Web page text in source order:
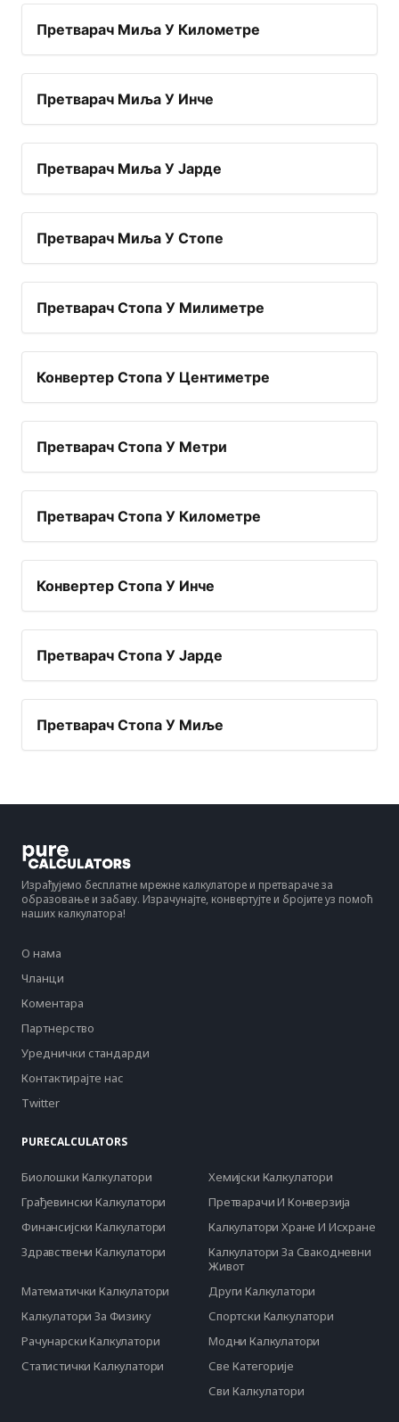
Претварач Миља У Километре
Претварач Миља У Инче
Претварач Миља У Јарде
Претварач Миља У Стопе
Претварач Стопа У Милиметре
Конвертер Стопа У Центиметре
Претварач Стопа У Метри
Претварач Стопа У Километре
Конвертер Стопа У Инче
Претварач Стопа У Јарде
Претварач Стопа У Миље
Израђујемо бесплатне мрежне калкулаторе и претвараче за
образовање и забаву. Израчунајте, конвертујте и бројите уз помоћ
наших калкулатора!
О нама
Чланци
Коментара
Партнерство
Уреднички стандарди
Контактирајте нас
Twitter
PURECALCULATORS
Биолошки Калкулатори
Хемијски Калкулатори
Грађевински Калкулатори
Претварачи И Конверзија
Финансијски Калкулатори
Калкулатори Хране И Исхране
Здравствени Калкулатори
Калкулатори За Свакодневни
Живот
Математички Калкулатори
Други Калкулатори
Калкулатори За Физику
Спортски Калкулатори
Рачунарски Калкулатори
Модни Калкулатори
Статистички Калкулатори
Све Категорије
Сви Калкулатори